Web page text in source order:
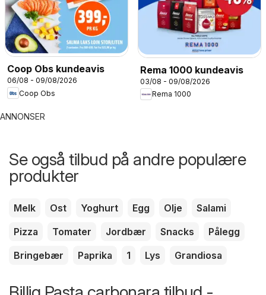
Coop Obs kundeavis
06/08 - 09/08/2026
Coop Obs
Rema 1000 kundeavis
03/08 - 09/08/2026
Rema 1000
ANNONSER
Se også tilbud på andre populære
produkter
Melk Ost Yoghurt Egg Olje
Salami
Pizza
Tomater Jordbær Snacks
Pålegg
Bringebær
Paprika 1 Lys Grandiosa